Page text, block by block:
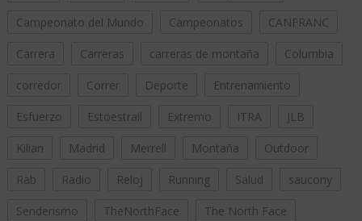
Campeonato del Mundo Campeonatos CANFRANC
Carrera Carreras carreras de montaña Columbia
corredor Correr Deporte Entrenamiento
Esfuerzo Estoestrail Extremo ITRA JLB
Kilian Madrid Merrell Montaña Outdoor
Rab Radio Reloj Running Salud saucony
Senderismo TheNorthFace The North Face